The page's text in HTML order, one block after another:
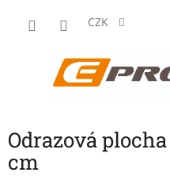
CZK
Odrazová
cm